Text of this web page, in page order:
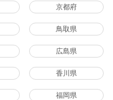
京都府
鳥取県
広島県
香川県
福岡県